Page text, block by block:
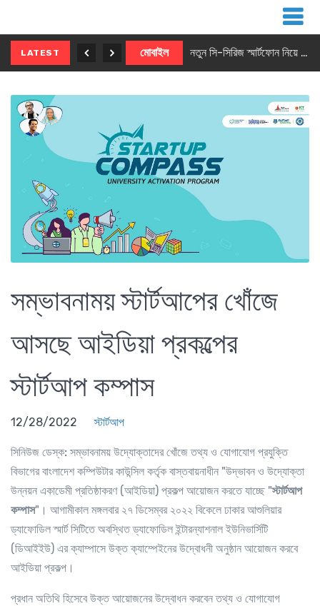
LATEST মোবাইল নতুন সি-সিরিজ স্মার্টফোন নিয়ে আসছে রিয়েলমি
সম্ভাবনাময় স্টার্টআপের খোঁজে
আসছে আইডিয়া প্রকল্পের
স্টার্টআপ কম্পাস
12/28/2022 স্টার্টআপ
সিনিউজ ডেস্ক: সম্ভাবনাময় উদ্যোক্তাদের খোঁজে তথ্য ও যোগাযোগ প্রযুক্তি
বিভাগের বাংলাদেশ কম্পিউটার কাউন্সিল কর্তৃক বাস্তবায়নাধীন "উদ্ভাবন ও উদ্যোক্তা
উন্নয়ন একাডেমী প্রতিষ্ঠাকরণ (আইডিয়া) প্রকল্প আয়োজন করতে যাচ্ছে "স্টার্টআপ
কম্পাস"। আগামীকাল মঙ্গলবার ২৭ ডিসেম্বর ২০২২ বিকেলে ঢাকার আশুলিয়ার
ড্যাফোডিল স্মার্ট সিটিতে অবস্থিত ড্যাফোডিল ইন্টারন্যাশনাল ইউনিভার্সিটি
(ডিআইইউ) এর ক্যাম্পাসে উক্ত ক্যাম্পেইনের উদ্বোধনী অনুষ্ঠান আয়োজন করবে
আইডিয়া প্রকল্প।
প্রধান অতিথি হিসেবে উক্ত আয়োজনের উদ্বোধন করবেন তথ্য ও যোগাযোগ